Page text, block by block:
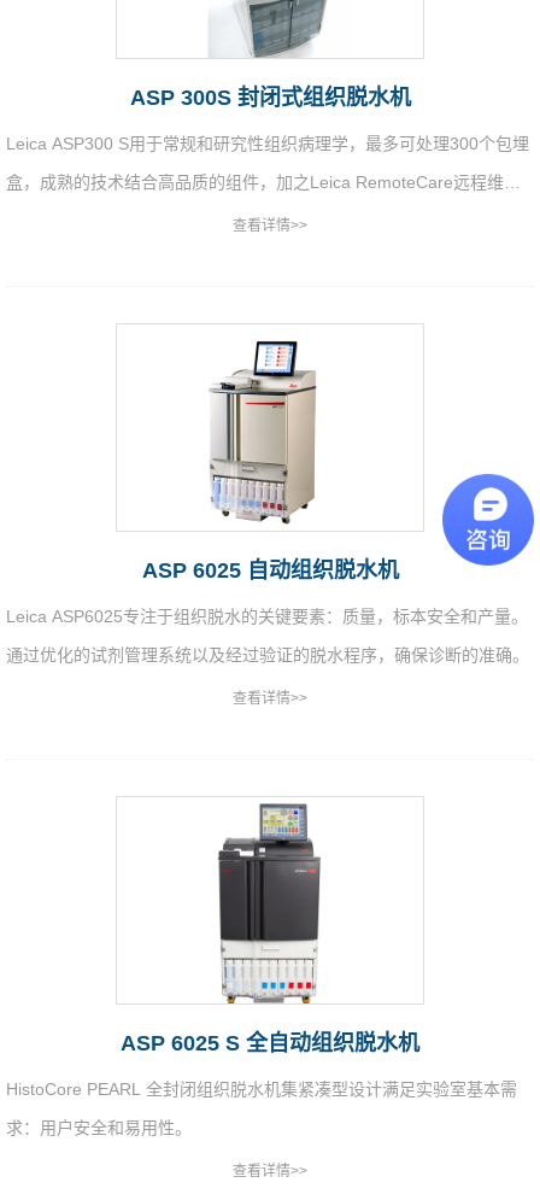
ASP 300S 封闭式组织脱水机
Leica ASP300 S用于常规和研究性组织病理学，最多可处理300个包埋
盒，成熟的技术结合高品质的组件，加之Leica RemoteCare远程维护
软件，提供优越的设备可靠性。查看详情>>
ASP 6025 自动组织脱水机
Leica ASP6025专注于组织脱水的关键要素：质量，标本安全和产量。
通过优化的试剂管理系统以及经过验证的脱水程序，确保诊断的准确。
查看详情>>
ASP 6025 S 全自动组织脱水机
HistoCore PEARL 全封闭组织脱水机集紧凑型设计满足实验室基本需
求：用户安全和易用性。
查看详情>>